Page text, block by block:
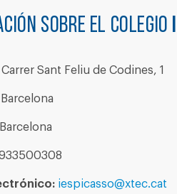
sobre el colegio
Carrer Sant Feliu de Codines, 1
Barcelona
Barcelona
iespicasso@xtec.cat